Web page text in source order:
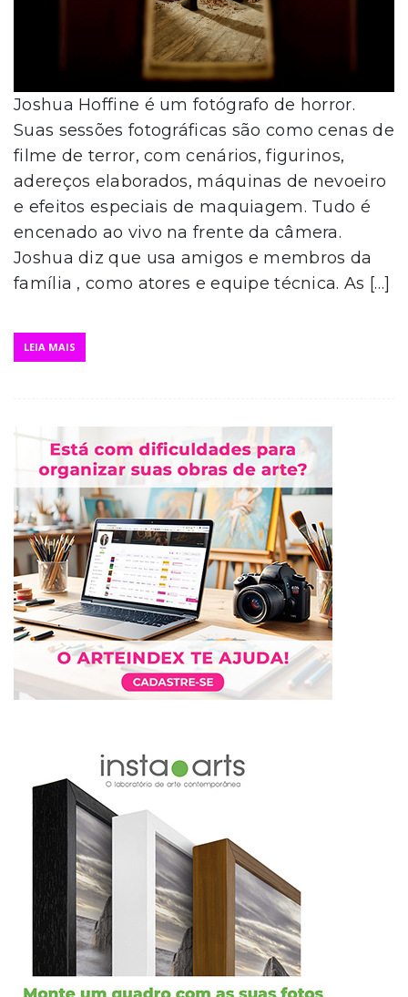
Joshua Hoffine é um fotógrafo de horror.
Suas sessões fotográficas são como cenas de
filme de terror, com cenários, figurinos,
adereços elaborados, máquinas de nevoeiro
e efeitos especiais de maquiagem. Tudo é
encenado ao vivo na frente da câmera.
Joshua diz que usa amigos e membros da
família , como atores e equipe técnica. As […]
LEIA MAIS